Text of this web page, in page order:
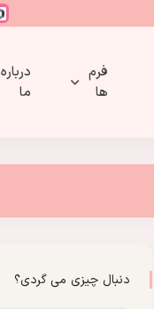
فرم
ها
درباره
ما
دنبال چیزی می گردی؟